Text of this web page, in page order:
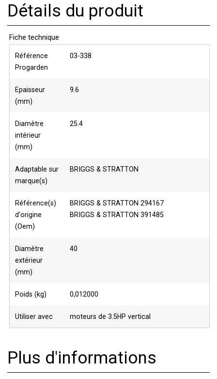
Détails du produit
Fiche technique
Référence
Progarden
03-338
Epaisseur
(mm)
9.6
Diamètre
intérieur
(mm)
25.4
Adaptable sur
marque(s)
BRIGGS & STRATTON
Référence(s)
d'origine
(Oem)
BRIGGS & STRATTON 294167
BRIGGS & STRATTON 391485
Diamètre
extérieur
(mm)
40
Poids (kg) 0,012000
Utiliser avec moteurs de 3.5HP vertical
Plus d'informations